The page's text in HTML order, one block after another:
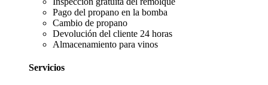
Pago del propano en la bomba
Cambio de propano
Devolución del cliente 24 horas
Almacenamiento para vinos
Servicios